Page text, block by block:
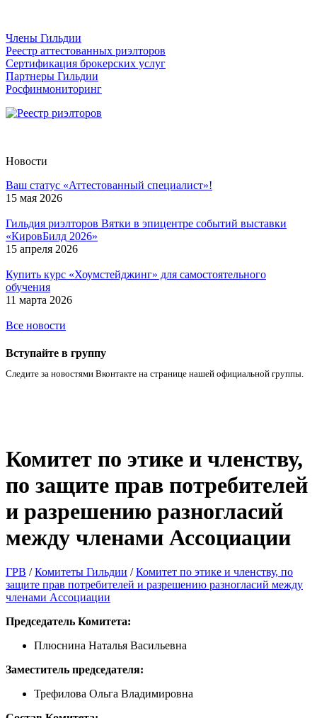
Члены Гильдии
Реестр аттестованных риэлторов
Сертификация брокерских услуг
Партнеры Гильдии
Росфинмониторинг
Новости
Ваш статус «Аттестованный специалист»!
15 мая 2026
Гильдия риэлторов Вятки в эпицентре событий выставки
«КировБилд 2026»
15 апреля 2026
Купить курс «Хоумстейджинг» для самостоятельного
обучения
11 марта 2026
Все новости
Вступайте в группу
Следите за новостями Вконтакте на странице нашей официальной группы.
Комитет по этике и членству,
по защите прав потребителей
и разрешению разногласий
между членами Ассоциации
ГРВ / Комитеты Гильдии / Комитет по этике и членству, по
защите прав потребителей и разрешению разногласий между
членами Ассоциации
Председатель Комитета:
Плюснина Наталья Васильевна
Заместитель председателя:
Трефилова Ольга Владимировна